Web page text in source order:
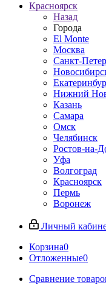
Красноярск
Назад
Города
El Monte
Москва
Санкт-
Нижний
Казань
Самара
Омск
Челябинск
Ростов-на-
Уфа
Волгоград
Красноярск
Пермь
Воронеж
Личный
Корзина0
Отложенные0
Сравнение